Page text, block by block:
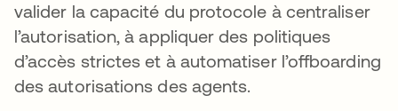
valider la capacité du protocole à centraliser
l’autorisation, à appliquer des politiques
d’accès strictes et à automatiser l’offboarding
des autorisations des agents.